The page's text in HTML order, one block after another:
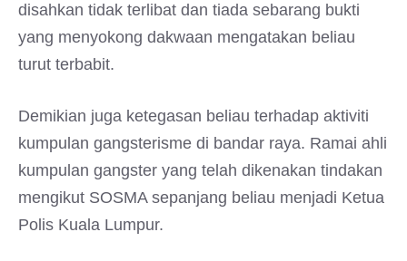
disahkan tidak terlibat dan tiada sebarang bukti
yang menyokong dakwaan mengatakan beliau
turut terbabit.
Demikian juga ketegasan beliau terhadap aktiviti
kumpulan gangsterisme di bandar raya. Ramai ahli
kumpulan gangster yang telah dikenakan tindakan
mengikut SOSMA sepanjang beliau menjadi Ketua
Polis Kuala Lumpur.